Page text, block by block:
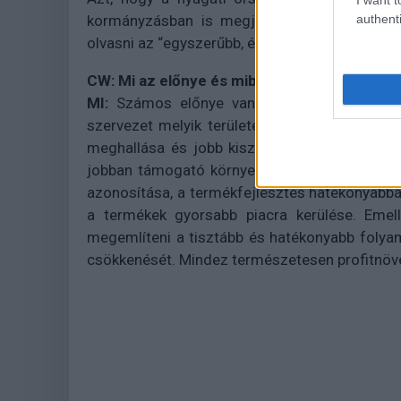
kormányzásban is megjelentek ezek az
olvasni az “egyszerűbb, érthetőbb és
CW: Mi az előnye és miben különbözik a
MI: Számos előnye van, hogy éppen
szervezet melyik területen érez
meghallása és jobb kiszolgálása; tehát jobb
jobban támogató környezet megteremtése,
azonosítása, a termékfejlesztés
a termékek gyorsabb piacra kerülése.
megemlíteni a tisztább és hatékonyabb
csökkenését. Mindez természetesen